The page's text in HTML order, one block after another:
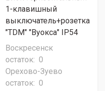
1-клавишный
выключатель+розетка
"ТDМ" "Вуокса" IP54
Воскресенск
остаток: 0
Орехово-Зуево
остаток: 0